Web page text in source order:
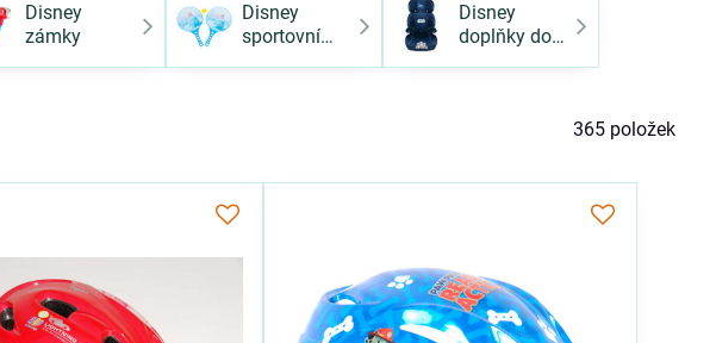
Disney
zámky
Disney
sportovní
Disney
doplňky do
365 položek